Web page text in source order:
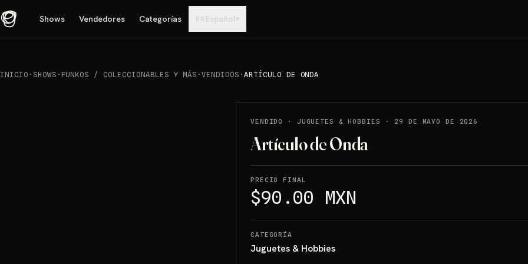
Shows Vendedores Categorías ES Español▾
INICIO · SHOWS · FUNKOS / COLECCIONABLES Y MÁS ·VENDIDOS · ARTÍCULO DE ONDA
VENDIDO · JUGUETES & HOBBIES ·29 DE MAYO DE 2026
Artículo de Onda
PRECIO FINAL
$90.00 MXN
CATEGORÍA
Juguetes & Hobbies